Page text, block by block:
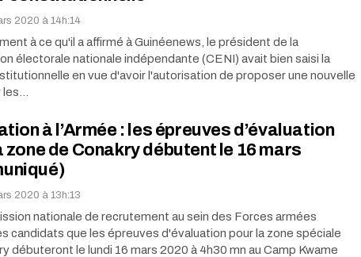
2020 à 14h:14
à ce qu'il a affirmé à Guinéenews, le président de la
électorale nationale indépendante (CENI) avait bien saisi la
en vue d'avoir l'autorisation de proposer une nouvelle
à l’Armée : les épreuves d’évaluation
zone de Conakry débutent le 16 mars
2020 à 13h:13
nationale de recrutement au sein des Forces armées
candidats que les épreuves d'évaluation pour la zone spéciale
débuteront le lundi 16 mars 2020 à 4h30 mn au Camp Kwame